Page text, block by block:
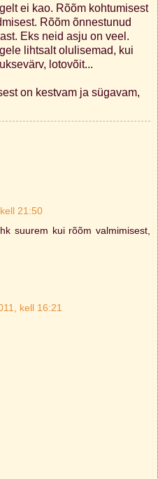
ei kao. Rõõm kohtumisest
Rõõm õnnestunud
Eks neid asju on veel.
lihtsalt olulisemad, kui
lotovõit...
on kestvam ja sügavam,
21:50
suurem kui rõõm valmimisest,
kell 16:21